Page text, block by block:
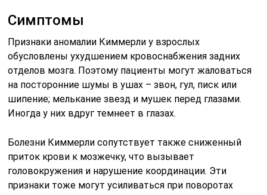
Симптомы
Признаки аномалии Киммерли у взрослых
обусловлены ухудшением кровоснабжения задних
отделов мозга. Поэтому пациенты могут жаловаться
на посторонние шумы в ушах – звон, гул, писк или
шипение; мелькание звезд и мушек перед глазами.
Иногда у них вдруг темнеет в глазах.
Болезни Киммерли сопутствует также сниженный
приток крови к мозжечку, что вызывает
головокружения и нарушение координации. Эти
признаки тоже могут усиливаться при поворотах